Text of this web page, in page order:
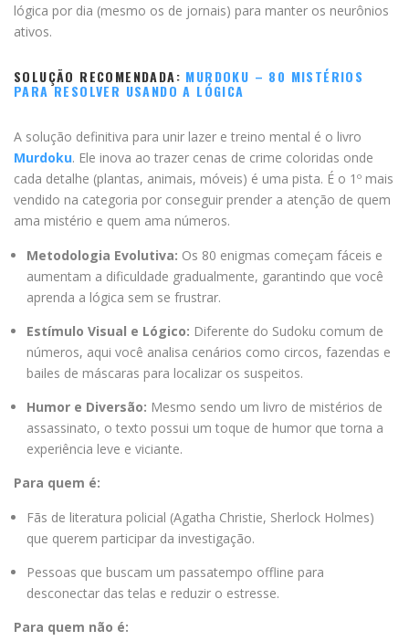
lógica por dia (mesmo os de jornais) para manter os neurônios
ativos.
SOLUÇÃO RECOMENDADA: MURDOKU – 80 MISTÉRIOS
PARA RESOLVER USANDO A LÓGICA
A solução definitiva para unir lazer e treino mental é o livro
Murdoku. Ele inova ao trazer cenas de crime coloridas onde
cada detalhe (plantas, animais, móveis) é uma pista. É o 1º mais
vendido na categoria por conseguir prender a atenção de quem
ama mistério e quem ama números.
Metodologia Evolutiva: Os 80 enigmas começam fáceis e
aumentam a dificuldade gradualmente, garantindo que você
aprenda a lógica sem se frustrar.
Estímulo Visual e Lógico: Diferente do Sudoku comum de
números, aqui você analisa cenários como circos, fazendas e
bailes de máscaras para localizar os suspeitos.
Humor e Diversão: Mesmo sendo um livro de mistérios de
assassinato, o texto possui um toque de humor que torna a
experiência leve e viciante.
Para quem é:
Fãs de literatura policial (Agatha Christie, Sherlock Holmes)
que querem participar da investigação.
Pessoas que buscam um passatempo offline para
desconectar das telas e reduzir o estresse.
Para quem não é: